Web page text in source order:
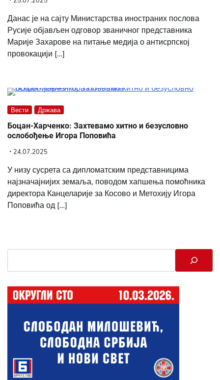
Данас је на сајту Министарства иностраних послова
Русије објављен одговор званичног представника
Марије Захарове на питање медија о антисрпској
провокацији […]
Вести Држава
Боцан-Харченко: Захтевамо хитно и безусловно
ослобођење Игора Поповића
24.07.2025
У низу сусрета са дипломатским представницима
најзначајнијих земаља, поводом хапшења помоћника
директора Канцеларије за Косово и Метохију Игора
Поповића од […]